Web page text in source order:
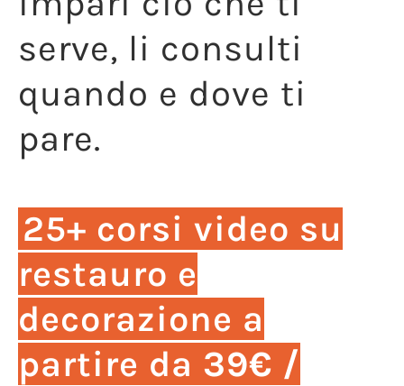
serve, li consulti
quando e dove ti
pare.
25+ corsi video su
restauro e
decorazione a
partire da 39€ /